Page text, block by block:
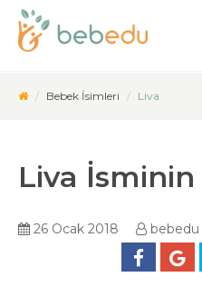
Bebek İsimleri Liva
Liva İsminin
26 Ocak 2018 bebedu